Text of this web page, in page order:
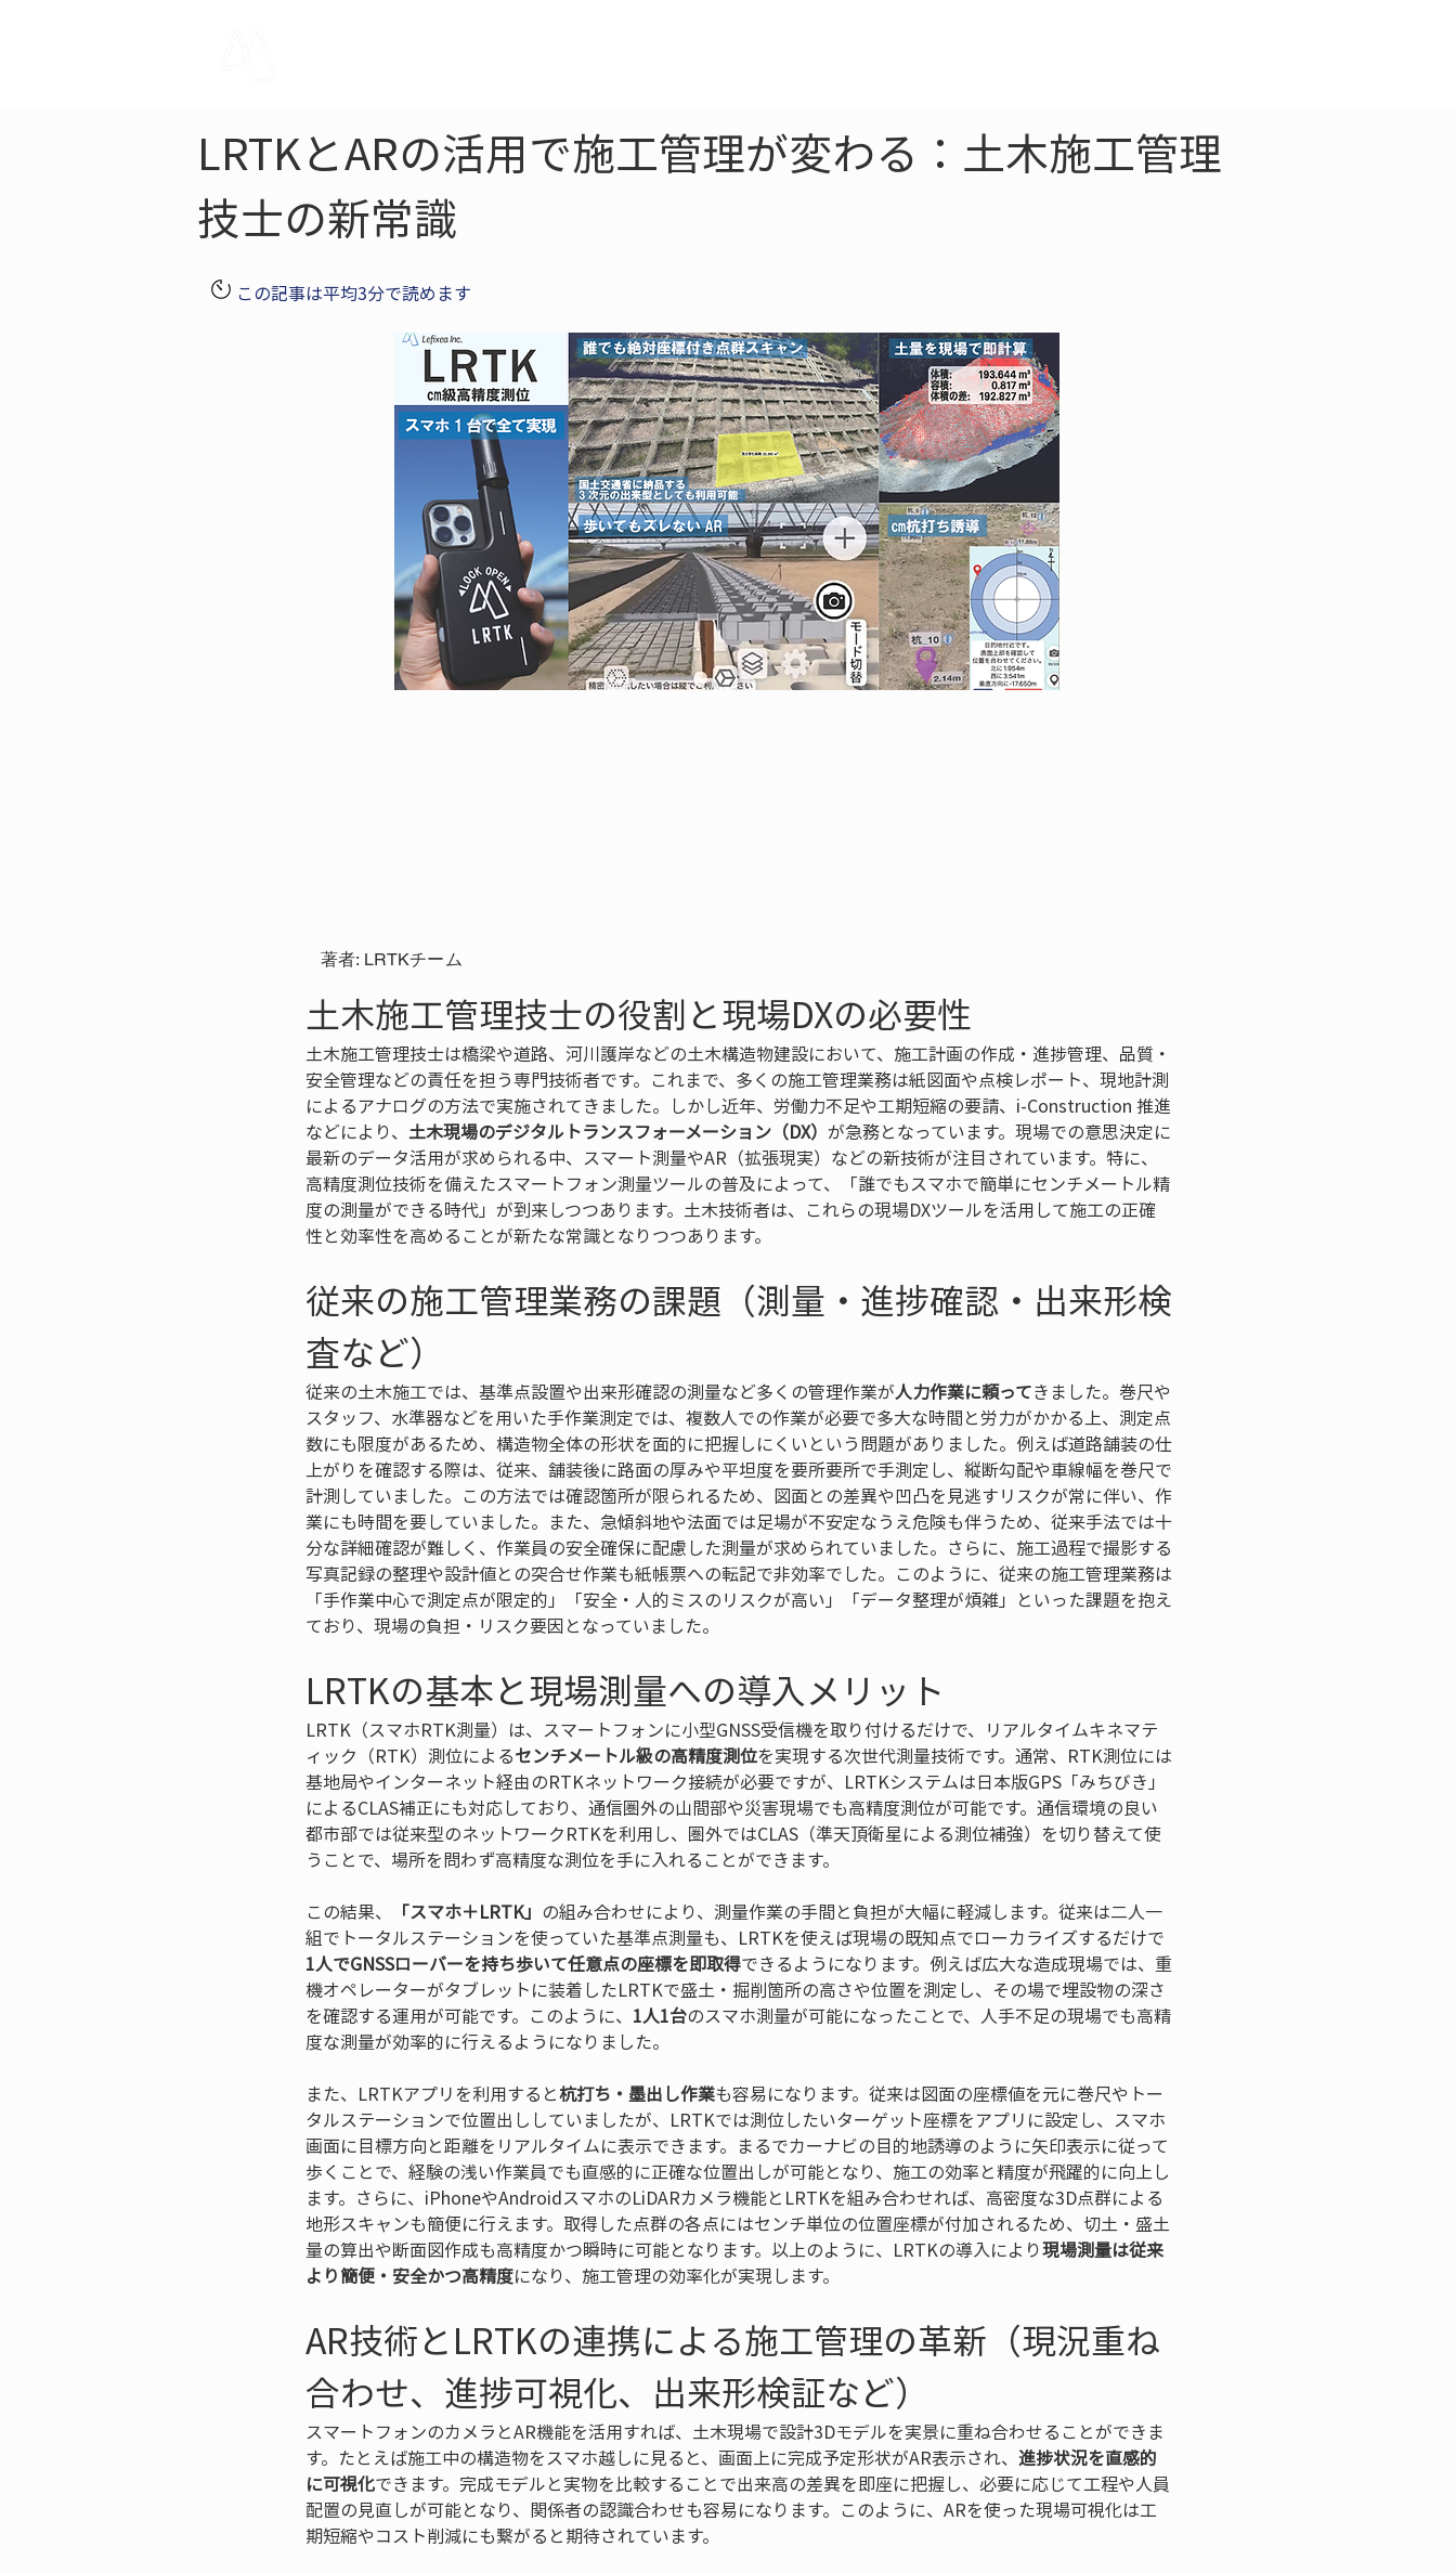
LRTKとARの活用で施工管理が変わる：土木施工管理
技士の新常識
この記事は平均3分で読めます
著者: LRTKチーム
土木施工管理技士の役割と現場DXの必要性
土木施工管理技士は橋梁や道路、河川護岸などの土木構造物建設において、施工計画の作成・進捗管理、品質・
安全管理などの責任を担う専門技術者です。これまで、多くの施工管理業務は紙図面や点検レポート、現地計測
によるアナログの方法で実施されてきました。しかし近年、労働力不足や工期短縮の要請、i-Construction 推進
などにより、 土木現場のデジタルトランスフォーメーション（DX） が急務となっています。現場での意思決定に
最新のデータ活用が求められる中、スマート測量やAR（拡張現実）などの新技術が注目されています。特に、
高精度測位技術を備えたスマートフォン測量ツールの普及によって、「誰でもスマホで簡単にセンチメートル精
度の測量ができる時代」が到来しつつあります。土木技術者は、これらの現場DXツールを活用して施工の正確
性と効率性を高めることが新たな常識となりつつあります。
従来の施工管理業務の課題（測量・進捗確認・出来形検
査など）
従来の土木施工では、基準点設置や出来形確認の測量など多くの管理作業が人力作業に頼ってきました。巻尺や
スタッフ、水準器などを用いた手作業測定では、複数人での作業が必要で多大な時間と労力がかかる上、測定点
数にも限度があるため、構造物全体の形状を面的に把握しにくいという問題がありました。例えば道路舗装の仕
上がりを確認する際は、従来、舗装後に路面の厚みや平坦度を要所要所で手測定し、縦断勾配や車線幅を巻尺で
計測していました。この方法では確認箇所が限られるため、図面との差異や凹凸を見逃すリスクが常に伴い、作
業にも時間を要していました。また、急傾斜地や法面では足場が不安定なうえ危険も伴うため、従来手法では十
分な詳細確認が難しく、作業員の安全確保に配慮した測量が求められていました。さらに、施工過程で撮影する
写真記録の整理や設計値との突合せ作業も紙帳票への転記で非効率でした。このように、従来の施工管理業務は
「手作業中心で測定点が限定的」「安全・人的ミスのリスクが高い」「データ整理が煩雑」といった課題を抱え
ており、現場の負担・リスク要因となっていました。
LRTKの基本と現場測量への導入メリット
LRTK（スマホRTK測量）は、スマートフォンに小型GNSS受信機を取り付けるだけで、リアルタイムキネマテ
ィック（RTK）測位によるセンチメートル級の高精度測位を実現する次世代測量技術です。通常、RTK測位には
基地局やインターネット経由のRTKネットワーク接続が必要ですが、LRTKシステムは日本版GPS「みちびき」
によるCLAS補正にも対応しており、通信圏外の山間部や災害現場でも高精度測位が可能です。通信環境の良い
都市部では従来型のネットワークRTKを利用し、圏外ではCLAS（準天頂衛星による測位補強）を切り替えて使
うことで、場所を問わず高精度な測位を手に入れることができます。
この結果、
「スマホ＋LRTK」 の組み合わせにより、測量作業の手間と負担が大幅に軽減します。従来は二人一
組でトータルステーションを使っていた基準点測量も、LRTKを使えば現場の既知点でローカライズするだけで
1人でGNSSローバーを持ち歩いて任意点の座標を即取得できるようになります。例えば広大な造成現場では、重
機オペレーターがタブレットに装着したLRTKで盛土・掘削箇所の高さや位置を測定し、その場で埋設物の深さ
を確認する運用が可能です。このように、 1人1台のスマホ測量が可能になったことで、人手不足の現場でも高精
度な測量が効率的に行えるようになりました。
また、LRTKアプリを利用すると杭打ち・墨出し作業も容易になります。従来は図面の座標値を元に巻尺やトー
タルステーションで位置出ししていましたが、LRTKでは測位したいターゲット座標をアプリに設定し、スマホ
画面に目標方向と距離をリアルタイムに表示できます。まるでカーナビの目的地誘導のように矢印表示に従って
歩くことで、経験の浅い作業員でも直感的に正確な位置出しが可能となり、施工の効率と精度が飛躍的に向上し
ます。さらに、iPhoneやAndroidスマホのLiDARカメラ機能とLRTKを組み合わせれば、高密度な3D点群による
地形スキャンも簡便に行えます。取得した点群の各点にはセンチ単位の位置座標が付加されるため、切土・盛土
量の算出や断面図作成も高精度かつ瞬時に可能となります。以上のように、LRTKの導入により現場測量は従来
より簡便・安全かつ高精度になり、施工管理の効率化が実現します。
AR技術とLRTKの連携による施工管理の革新（現況重ね
合わせ、進捗可視化、出来形検証など）
スマートフォンのカメラとAR機能を活用すれば、土木現場で設計3Dモデルを実景に重ね合わせることができま
す。たとえば施工中の構造物をスマホ越しに見ると、画面上に完成予定形状がAR表示され、 進捗状況を直感的
に可視化できます。完成モデルと実物を比較することで出来高の差異を即座に把握し、必要に応じて工程や人員
配置の見直しが可能となり、関係者の認識合わせも容易になります。このように、ARを使った現場可視化は工
期短縮やコスト削減にも繋がると期待されています。